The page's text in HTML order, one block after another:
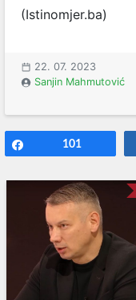
(Istinomjer.ba)
22. 07. 2023
Sanjin Mahmutović
101